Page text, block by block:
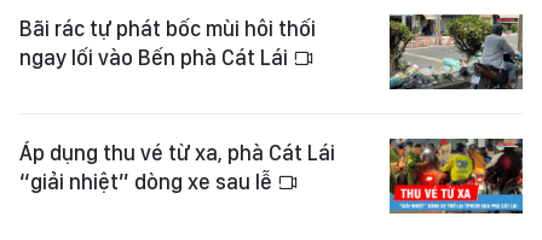
Bãi rác tự phát bốc mùi hôi thối
ngay lối vào Bến phà Cát Lái
Áp dụng thu vé từ xa, phà Cát Lái
“giải nhiệt” dòng xe sau lễ